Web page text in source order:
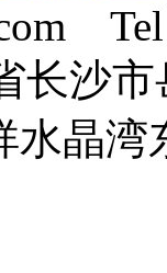
长沙
晶湾